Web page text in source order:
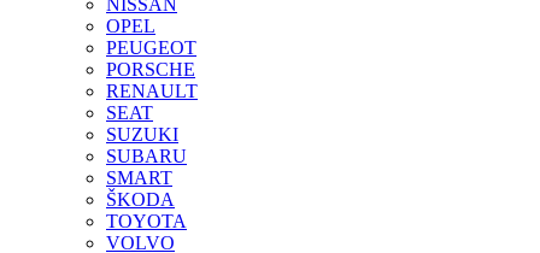
NISSAN
OPEL
PEUGEOT
PORSCHE
RENAULT
SEAT
SUZUKI
SUBARU
SMART
ŠKODA
TOYOTA
VOLVO